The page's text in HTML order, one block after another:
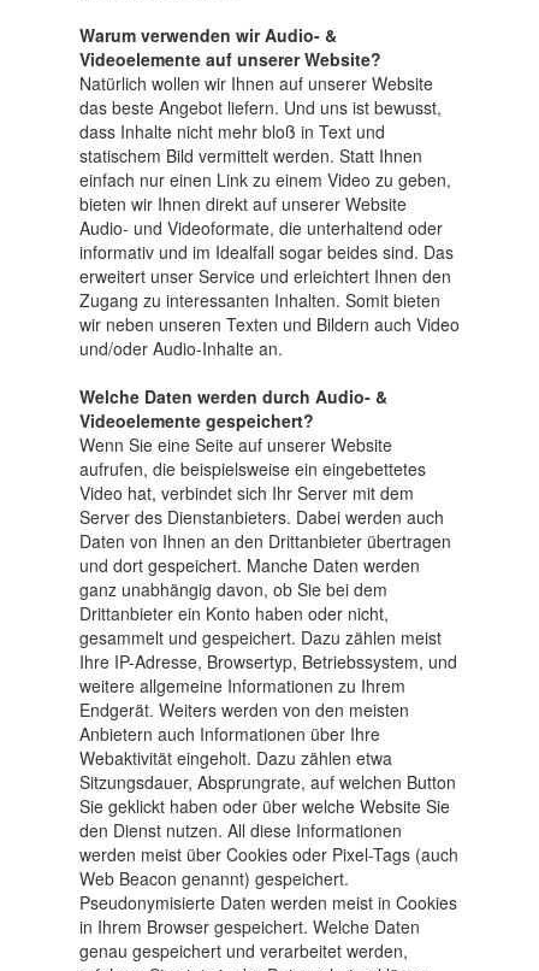
Warum verwenden wir Audio- &
Videoelemente auf unserer Website?
Natürlich wollen wir Ihnen auf unserer Website
das beste Angebot liefern. Und uns ist bewusst,
dass Inhalte nicht mehr bloß in Text und
statischem Bild vermittelt werden. Statt Ihnen
einfach nur einen Link zu einem Video zu geben,
bieten wir Ihnen direkt auf unserer Website
Audio- und Videoformate, die unterhaltend oder
informativ und im Idealfall sogar beides sind. Das
erweitert unser Service und erleichtert Ihnen den
Zugang zu interessanten Inhalten. Somit bieten
wir neben unseren Texten und Bildern auch Video
und/oder Audio-Inhalte an.
Welche Daten werden durch Audio- &
Videoelemente gespeichert?
Wenn Sie eine Seite auf unserer Website
aufrufen, die beispielsweise ein eingebettetes
Video hat, verbindet sich Ihr Server mit dem
Server des Dienstanbieters. Dabei werden auch
Daten von Ihnen an den Drittanbieter übertragen
und dort gespeichert. Manche Daten werden
ganz unabhängig davon, ob Sie bei dem
Drittanbieter ein Konto haben oder nicht,
gesammelt und gespeichert. Dazu zählen meist
Ihre IP-Adresse, Browsertyp, Betriebssystem, und
weitere allgemeine Informationen zu Ihrem
Endgerät. Weiters werden von den meisten
Anbietern auch Informationen über Ihre
Webaktivität eingeholt. Dazu zählen etwa
Sitzungsdauer, Absprungrate, auf welchen Button
Sie geklickt haben oder über welche Website Sie
den Dienst nutzen. All diese Informationen
werden meist über Cookies oder Pixel-Tags (auch
Web Beacon genannt) gespeichert.
Pseudonymisierte Daten werden meist in Cookies
in Ihrem Browser gespeichert. Welche Daten
genau gespeichert und verarbeitet werden,